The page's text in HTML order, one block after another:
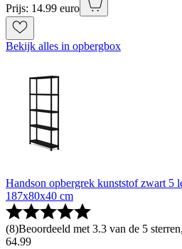
Prijs: 14.99 euro
Bekijk alles in opbergbox
Handson opbergrek kunststof zwart 5
187x80x40 cm
(8)Beoordeeld met 3.3 van de 5
64.99